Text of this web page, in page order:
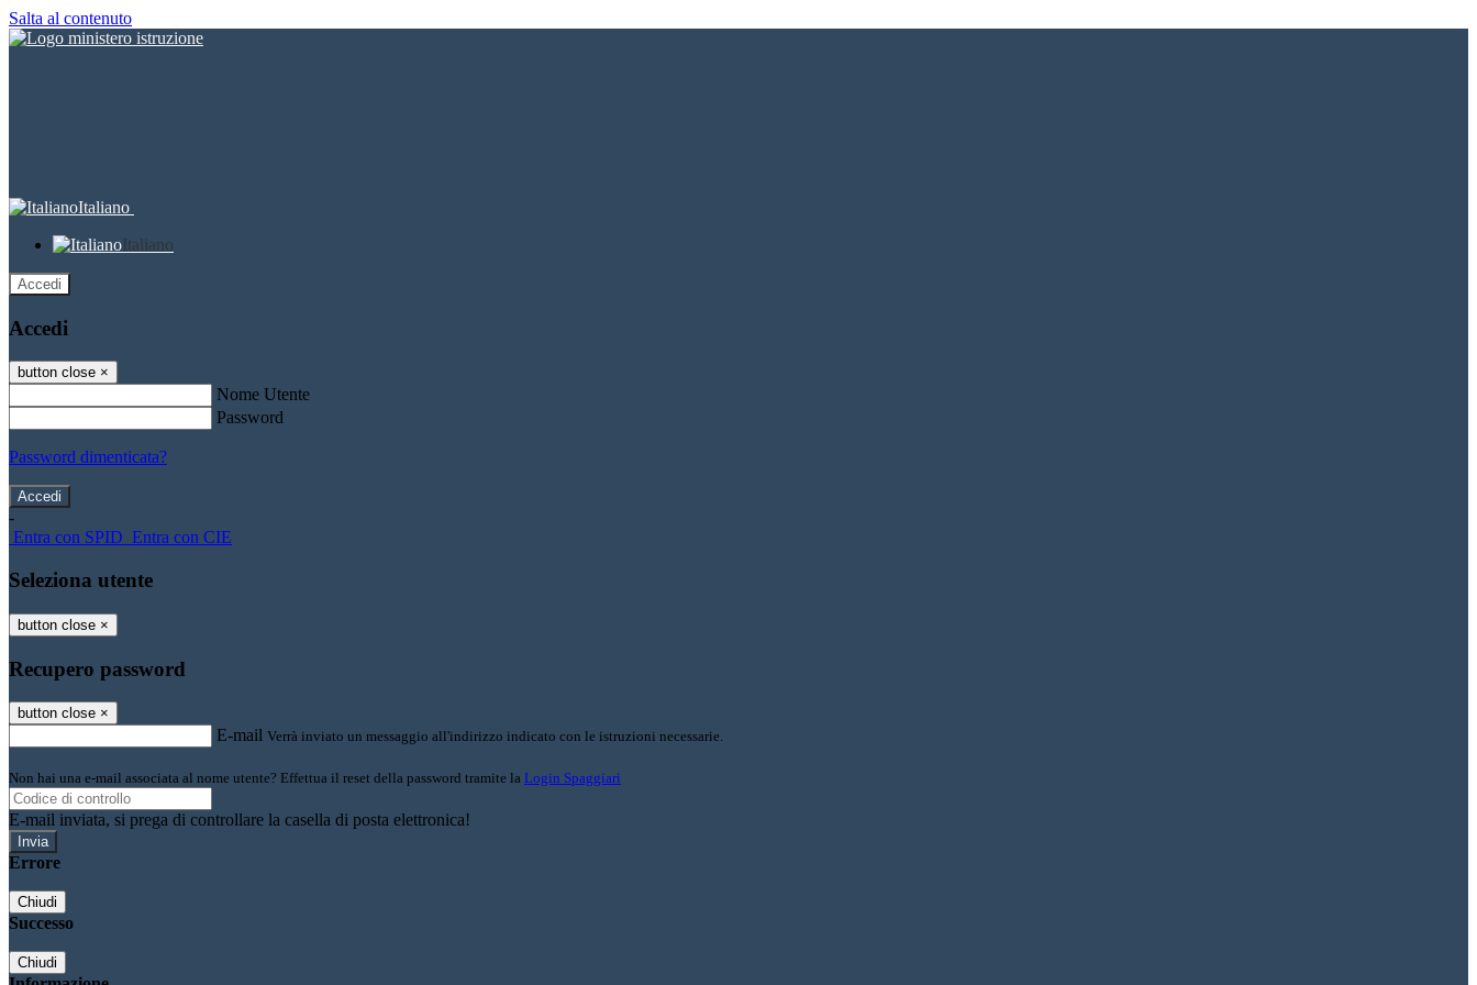
Salta al contenuto
Italiano
Italiano
Accedi
Accedi
button close ×
Nome Utente
Password
Password dimenticata?
-
Entra con SPID Entra con CIE
Seleziona utente
button close ×
Recupero password
button close ×
E-mail Verrà inviato un messaggio all'indirizzo indicato con le istruzioni necessarie.
Non hai una e-mail associata al nome utente? Effettua il reset della password tramite la Login Spaggiari
E-mail inviata, si prega di controllare la casella di posta elettronica!
Errore
Chiudi
Successo
Chiudi